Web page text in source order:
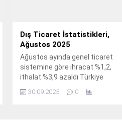
Dış Ticaret İstatistikleri,
Ağustos 2025
Ağustos ayında genel ticaret
sistemine göre ihracat %1,2,
ithalat %3,9 azaldı Türkiye
Bakanlığı iş birliğiyle genel ticaret
30.09.2025 0